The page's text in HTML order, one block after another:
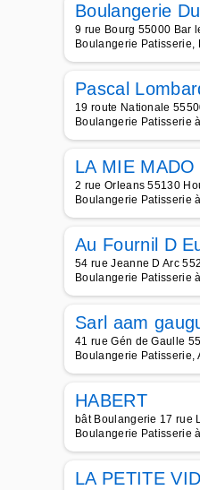
Boulangerie
9 rue Bourg 55000 Bar
Boulangerie Patisserie,
Pascal
19 route Nationale
Boulangerie Patisserie
LA MIE MADO
2 rue Orleans 55130
Boulangerie Patisserie
Au Fournil D
54 rue Jeanne D Arc
Boulangerie Patisserie
Sarl aam
41 rue Gén de Gaulle
Boulangerie Patisserie,
HABERT
bât Boulangerie 17 rue
Boulangerie Patisserie
LA PETITE